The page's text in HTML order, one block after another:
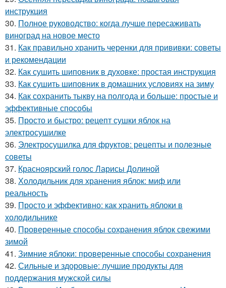
инструкция
30. Полное руководство: когда лучше пересаживать
виноград на новое место
31. Как правильно хранить черенки для прививки: советы
и рекомендации
32. Как сушить шиповник в духовке: простая инструкция
33. Как сушить шиповник в домашних условиях на зиму
34. Как сохранить тыкву на полгода и больше: простые и
эффективные способы
35. Просто и быстро: рецепт сушки яблок на
электросушилке
36. Электросушилка для фруктов: рецепты и полезные
советы
37. Красноярский голос Ларисы Долиной
38. Холодильник для хранения яблок: миф или
реальность
39. Просто и эффективно: как хранить яблоки в
холодильнике
40. Проверенные способы сохранения яблок свежими
зимой
41. Зимние яблоки: проверенные способы сохранения
42. Сильные и здоровые: лучшие продукты для
поддержания мужской силы